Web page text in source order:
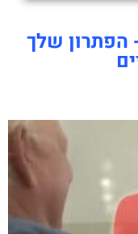
הפתרון שלך